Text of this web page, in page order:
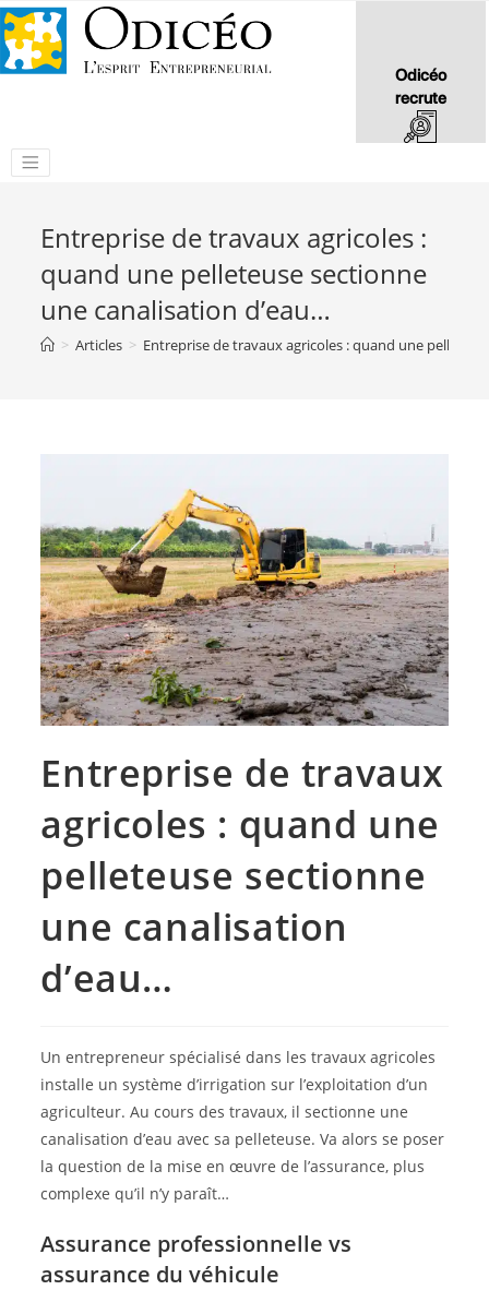
Odicéo
recrute
Entreprise de travaux agricoles :
quand une pelleteuse sectionne
une canalisation d’eau…
> Articles > Entreprise de travaux agricoles : quand une
Entreprise de travaux
agricoles : quand une
pelleteuse sectionne
une canalisation
d’eau…
Un entrepreneur spécialisé dans les travaux agricoles
installe un système d’irrigation sur l’exploitation d’un
agriculteur. Au cours des travaux, il sectionne une
canalisation d’eau avec sa pelleteuse. Va alors se poser
la question de la mise en œuvre de l’assurance, plus
complexe qu’il n’y paraît…
Assurance professionnelle vs
assurance du véhicule